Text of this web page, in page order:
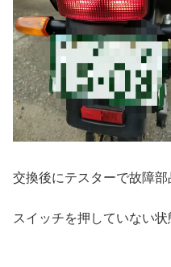
交換後にテスターで故障部
スイッチを押していない状